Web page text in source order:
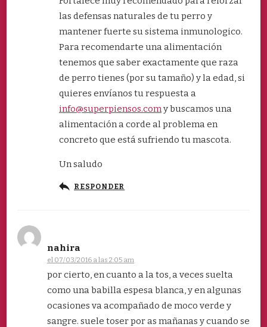
las defensas naturales de tu perro y
mantener fuerte su sistema inmunologico.
Para recomendarte una alimentación
tenemos que saber exactamente que raza
de perro tienes (por su tamaño) y la edad, si
quieres envíanos tu respuesta a
info@superpiensos.comy buscamos una
alimentación a corde al problema en
concreto que está sufriendo tu mascota.
Un saludo
RESPONDER
nahira
el 07/03/2016 a las 2:05 am
por cierto, en cuanto a la tos, a veces suelta
como una babilla espesa blanca, y en algunas
ocasiones va acompañado de moco verde y
sangre. suele toser por as mañanas y cuando se